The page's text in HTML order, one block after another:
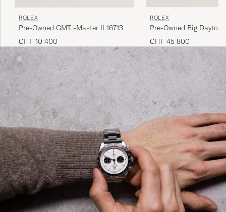
ROLEX
Pre-Owned GMT -Master II 16713
CHF 10 400
ROLEX
Pre-Owned Big Daytona
CHF 45 800